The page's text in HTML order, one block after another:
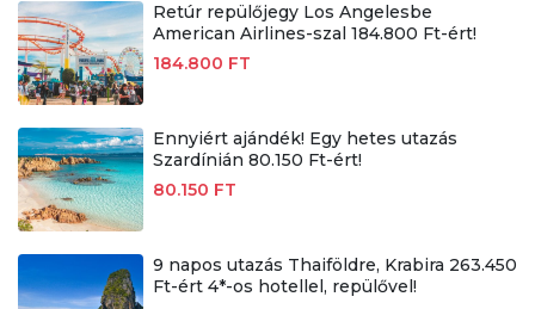
Retúr repülőjegy Los Angelesbe
American Airlines-szal 184.800 Ft-ért!
184.800 FT
Ennyiért ajándék! Egy hetes utazás
Szardínián 80.150 Ft-ért!
80.150 FT
9 napos utazás Thaiföldre, Krabira 263.450
Ft-ért 4*-os hotellel, repülővel!